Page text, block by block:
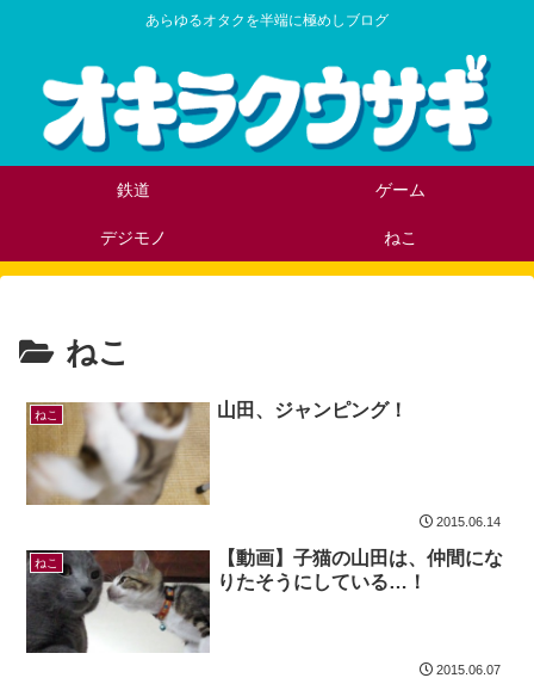
あらゆるオタクを半端に極めしブログ
鉄道 ゲーム
デジモノ ねこ
ねこ
ねこ 山田、ジャンピング！
2015.06.14
ねこ
【動画】子猫の山田は、仲間にな
りたそうにしている…！
2015.06.07